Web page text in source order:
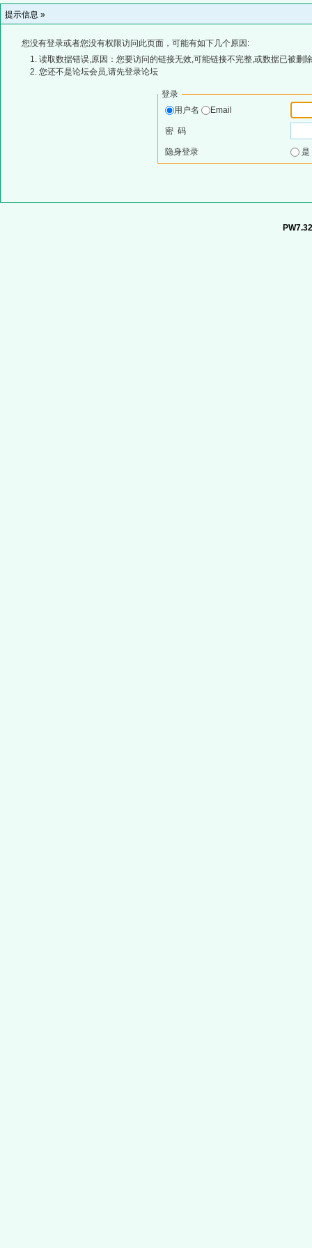
提示信息 »
您没有登录或者您没有权限访问此页面，可能有如下几个原因:
读取数据错误,原因：您要访问的链接无效,可能链接不完整,或数据已被删
您还不是论坛会员,请先登录论坛
登录
用户名
Email
密 码
隐身登录